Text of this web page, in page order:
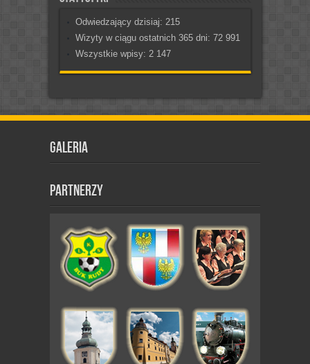
Odwiedzający dzisiaj: 215
Wizyty w ciągu ostatnich 365 dni: 72 991
Wszystkie wpisy: 2 147
Galeria
Partnerzy